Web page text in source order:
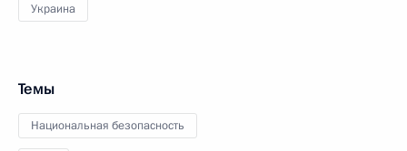
Украина
Темы
Национальная безопасность